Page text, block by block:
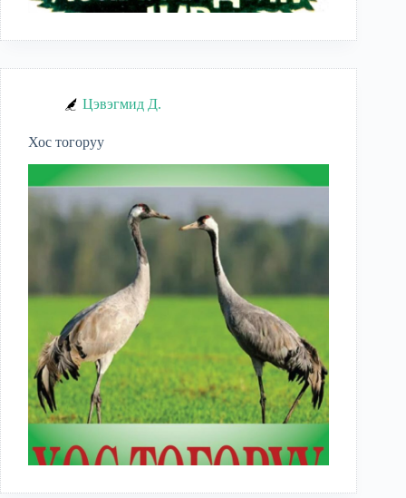
Цэвэгмид Д.
Хос тогоруу